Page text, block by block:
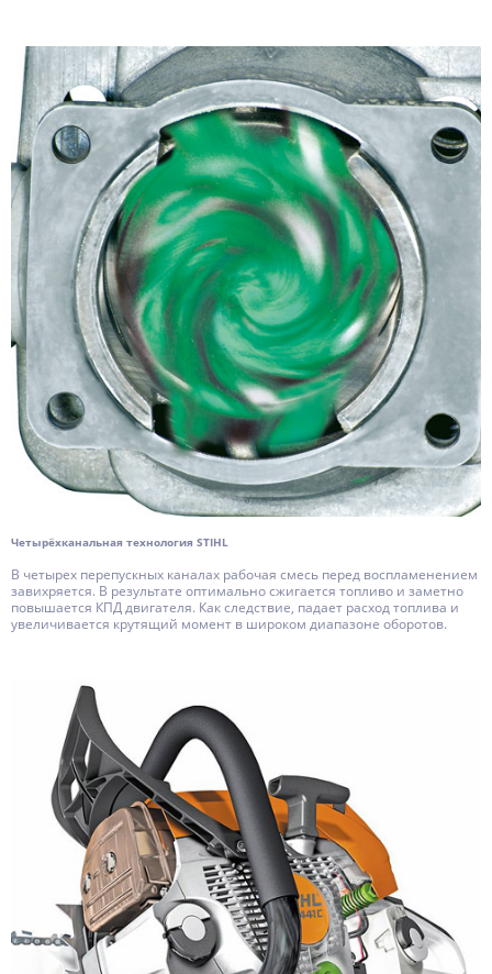
Четырёхканальная технология STIHL
В четырех перепускных каналах рабочая смесь перед воспламенением
завихряется. В результате оптимально сжигается топливо и заметно
повышается КПД двигателя. Как следствие, падает расход топлива и
увеличивается крутящий момент в широком диапазоне оборотов.